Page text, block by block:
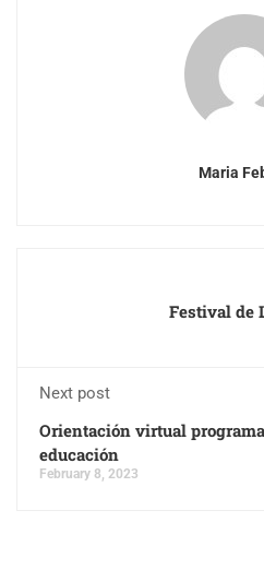
Maria
Festival de
Next post
Orientación virtual
educación
February 8, 2023